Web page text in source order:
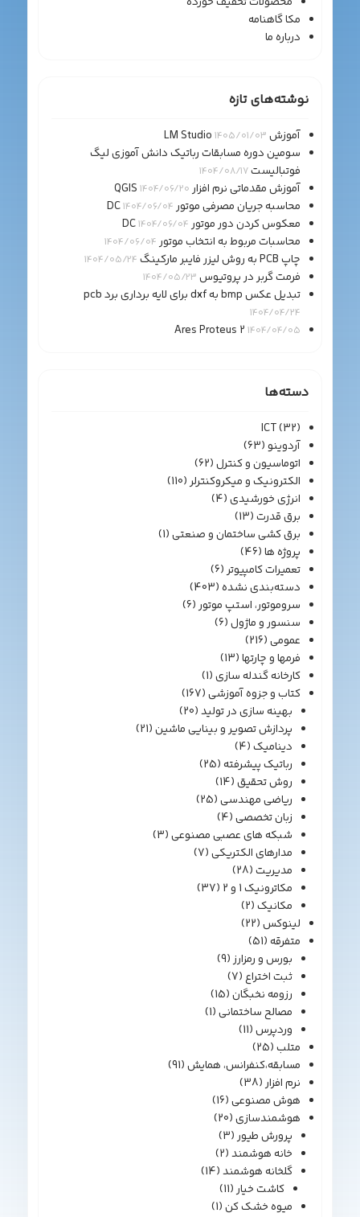
مکا گاهنامه
درباره ما
نوشته‌های تازه
آموزش LM Studio 1405/01/03
سومین دوره مسابقات رباتیک دانش آموزی لیگ
فوتبالیست1404/08/17
آموزش مقدماتی نرم افزار QGIS1404/06/20
محاسبه جریان مصرفی موتور DC1404/06/04
معکوس کردن دور موتور DC1404/06/04
محاسبات مربوط به انتخاب موتور 1404/06/04
چاپ PCB به روش لیزر فایبر مارکینگ 1404/05/24
فرمت گربر در پروتیوس 1404/05/23
تبدیل عکس bmp به dxf برای لایه برداری برد pcb
1404/04/24
Ares Proteus 2 1404/04/05
دسته‌ها
ICT(32)
آردوینو(63)
اتوماسیون و کنترل(62)
الکترونیک و میکروکنترلر(110)
انرژی خورشیدی(4)
برق قدرت(13)
برق کشی ساختمان و صنعتی(1)
پروژه ها(46)
تعمیرات کامپیوتر(6)
دسته‌بندی نشده(403)
سروموتور، استپ موتور(6)
سنسور و ماژول(6)
عمومی(216)
فرمها و چارتها(13)
کارخانه گندله سازی(1)
کتاب و جزوه آموزشی(167)
بهینه سازی در تولید(20)
پردازش تصویر و بینایی ماشین(21)
دینامیک(4)
رباتیک پیشرفته(25)
روش تحقیق(14)
ریاضی مهندسی(25)
زبان تخصصی(4)
شبکه های عصبی مصنوعی(3)
مدارهای الکتریکی(7)
مدیریت(28)
مکاترونیک 1 و 2
(37)
مکانیک(2)
لینوکس(22)
متفرقه(51)
بورس و رمزارز(9)
ثبت اختراع(7)
رزومه نخبگان(15)
مصالح ساختمانی(1)
وردپرس(11)
متلب(25)
مسابقه،کنفرانس، همایش(91)
نرم افزار(38)
هوش مصنوعی(16)
هوشمندسازی(20)
پرورش طیور(3)
خانه هوشمند(2)
گلخانه هوشمند(14)
کاشت خیار(11)
میوه خشک کن(1)